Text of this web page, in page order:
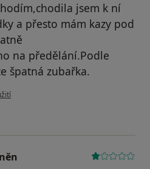
jsem k ní
a přesto mám kazy pod
na předělání.Podle
špatná zubařka.
Váš účet byl odstraněn